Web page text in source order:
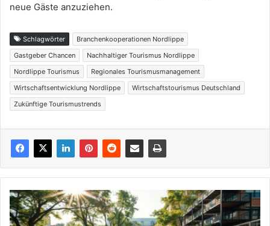
neue Gäste anzuziehen.
Schlagwörter
Branchenkooperationen Nordlippe
Gastgeber Chancen
Nachhaltiger Tourismus Nordlippe
Nordlippe Tourismus
Regionales Tourismusmanagement
Wirtschaftsentwicklung Nordlippe
Wirtschaftstourismus Deutschland
Zukünftige Tourismustrends
Revitalisierung
leerstehender
Flächen